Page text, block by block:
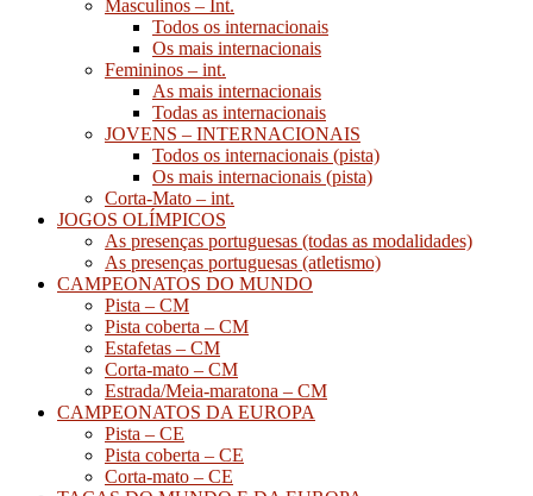
Masculinos – Int.
Todos os internacionais
Os mais internacionais
Femininos – int.
As mais internacionais
Todas as internacionais
JOVENS – INTERNACIONAIS
Todos os internacionais (pista)
Os mais internacionais (pista)
Corta-Mato – int.
JOGOS OLÍMPICOS
As presenças portuguesas (todas as modalidades)
As presenças portuguesas (atletismo)
CAMPEONATOS DO MUNDO
Pista – CM
Pista coberta – CM
Estafetas – CM
Corta-mato – CM
Estrada/Meia-maratona – CM
CAMPEONATOS DA EUROPA
Pista – CE
Pista coberta – CE
Corta-mato – CE